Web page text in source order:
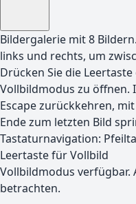
Bildergalerie mit8
links und rechts, um
Drücken Sie die
Vollbildmodus zu öffnen.
Escape zurückkehren,
Ende zum letzten Bild
Tastaturnavigation:
Leertaste für Vollbild
Vollbildmodus verfügbar.
betrachten.